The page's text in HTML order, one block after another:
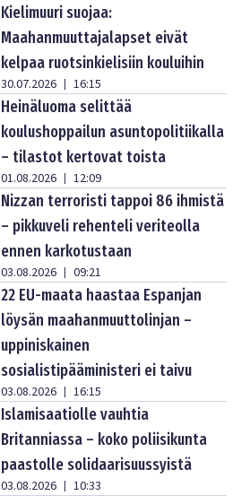
Kielimuuri suojaa:
Maahanmuuttajalapset eivät
kelpaa ruotsinkielisiin kouluihin
30.07.2026 | 16:15
Heinäluoma selittää
koulushoppailun asuntopolitiikalla
– tilastot kertovat toista
01.08.2026 | 12:09
Nizzan terroristi tappoi 86 ihmistä
– pikkuveli rehenteli veriteolla
ennen karkotustaan
03.08.2026 | 09:21
22 EU-maata haastaa Espanjan
löysän maahanmuuttolinjan –
uppiniskainen
sosialistipääministeri ei taivu
03.08.2026 | 16:15
Islamisaatiolle vauhtia
Britanniassa – koko poliisikunta
paastolle solidaarisuussyistä
03.08.2026 | 10:33